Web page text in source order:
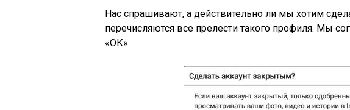
Нас спрашивают, а действительно ли мы хотим
перечисляются все прелести такого профиля. Мы
«ОК».